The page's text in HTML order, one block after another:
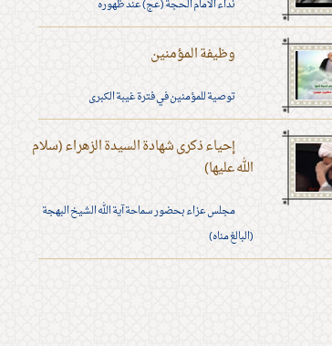
نداء الامام الحجة (عج) عند ظهوره
وظيفة المؤمنين
توصية للمؤمنين في فترة غيبة الكبرى
إحياء ذكرى شهادة السيدة الزهراء (سلام
الله عليها)
مجلس عزاء بحضور سماحة آية الله الشيخ البهجة
(البالغ مناه)